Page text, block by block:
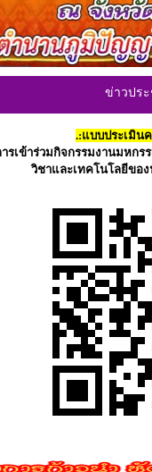
ข่าวปร
.:แบบประเมิน
รเข้าร่วมกิจกรรมงานมหก
วิชาและเทคโนโลยีของ